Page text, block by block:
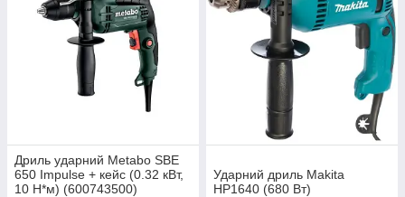
Дриль ударний Metabo SBE
650 Impulse + кейс (0.32 кВт,
10 Н*м) (600743500)
Ударний дриль Makita
HP1640 (680 Вт)